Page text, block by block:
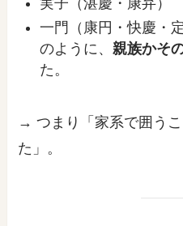
一門（康円・快慶・
のように、親族かそ
た。
→ つまり「家系で囲う
た」。